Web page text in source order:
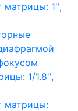
матрицы: 1'',
1/1.8'',
матрицы: